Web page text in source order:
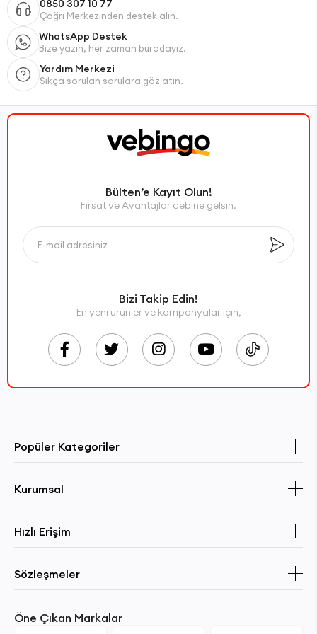
0850 307 10 77
Çağrı Merkezinden destek alın.
WhatsApp Destek
Bize yazın, her zaman buradayız.
Yardım Merkezi
Sıkça sorulan sorulara göz atın.
Bülten’e Kayıt Olun!
Fırsat ve Avantajlar cebine gelsin.
Bizi Takip Edin!
En yeni ürünler ve kampanyalar için,
Popüler Kategoriler
Kurumsal
Hızlı Erişim
Sözleşmeler
Öne Çıkan Markalar